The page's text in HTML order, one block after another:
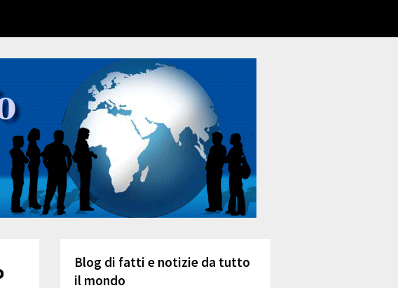
Blog di fatti e notizie da tutto
il mondo